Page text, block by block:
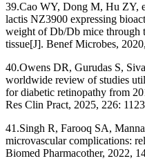
39.Cao WY, Dong M, Hu ZY,
lactis NZ3900 expressing
weight of Db/Db mice through
tissue[J]. Benef Microbes,
40.Owens DR, Gurudas S,
worldwide review of studies
for diabetic retinopathy from
Res Clin Pract, 2025, 226:
41.Singh R, Farooq SA,
microvascular complications:
Biomed Pharmacother, 2022,